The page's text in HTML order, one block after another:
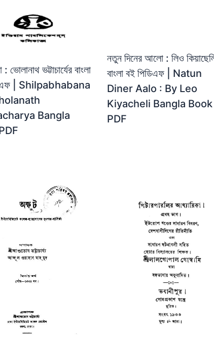
: ভোলানাথ ভট্টাচার্যের বাংলা
| Shilpabhabana
Bangla
নতুন দিনের আলো : লিও
বাংলা বই পিডিএফ | Natun
Diner Aalo : By Leo
Kiyacheli Bangla Book
PDF